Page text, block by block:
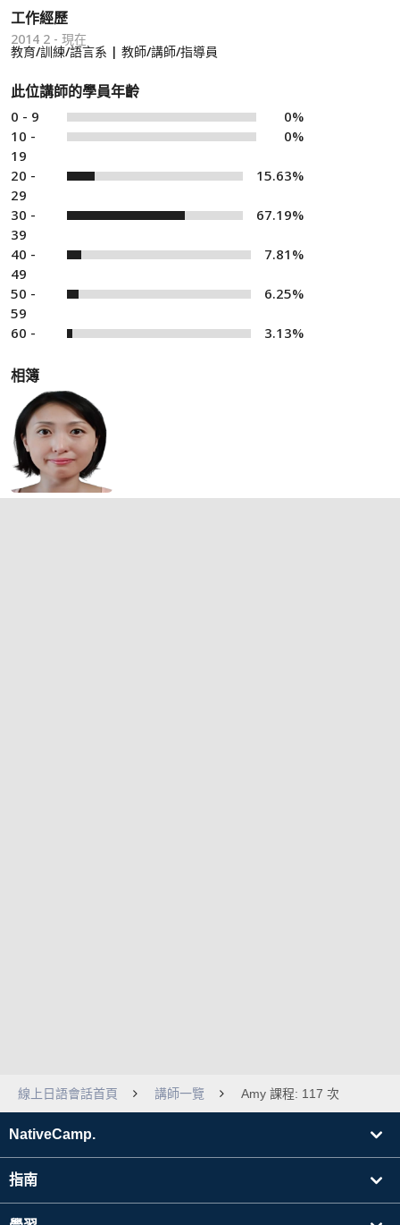
工作經歷
2014 2 - 現在
教育/訓練/語言系 | 教師/講師/指導員
此位講師的學員年齡
0 - 9
0%
10 -
19
0%
20 -
29
15.63%
30 -
39
67.19%
40 -
49
7.81%
50 -
59
6.25%
60 - 3.13%
相簿
線上日語會話首頁 講師一覽 Amy 課程: 117 次
NativeCamp.
指南